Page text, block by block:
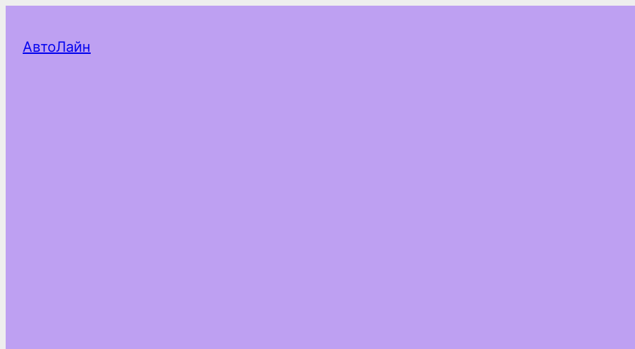
АвтоЛайн